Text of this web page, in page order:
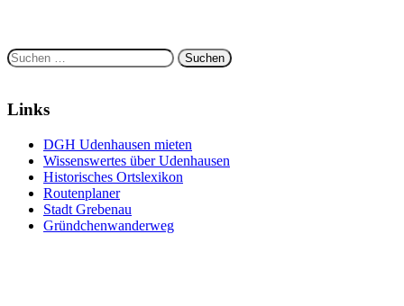
Suchen
nach:
Links
DGH Udenhausen mieten
Wissenswertes über Udenhausen
Historisches Ortslexikon
Routenplaner
Stadt Grebenau
Gründchenwanderweg